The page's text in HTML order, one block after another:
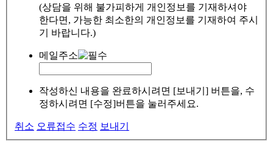
(상담을 위해 불가피하게 개인정보를 기재하셔야
한다면, 가능한 최소한의 개인정보를 기재하여 주시
기 바랍니다.)
메일주소
작성하신 내용을 완료하시려면 [보내기] 버튼을, 수
정하시려면 [수정]버튼을 눌러주세요.
취소 오류접수 수정 보내기